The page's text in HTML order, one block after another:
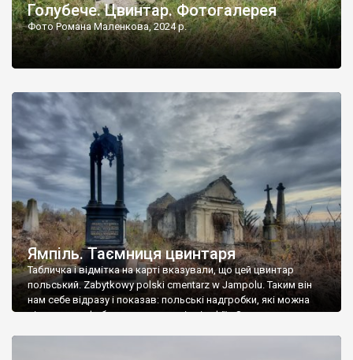
Голубече. Цвинтар. Фотогалерея
Фото Романа Маленкова, 2024 р.
Ямпіль. Таємниця цвинтаря
Табличка і відмітка на карті вказували, що цей цвинтар
польський. Zabytkowy polski cmentarz w Jampolu. Таким він
нам себе відразу і показав: польські надгробки, які можна
віднести до фабричних, польські епітафії… Загалом цвинтар